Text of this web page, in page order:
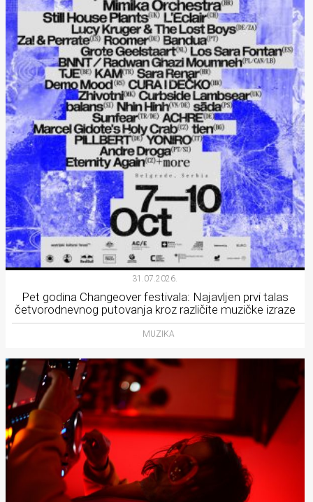
31.07.2026.
Pet godina Changeover festivala: Najavljen prvi talas
četvorodnevnog putovanja kroz različite muzičke izraze
MUZIKA